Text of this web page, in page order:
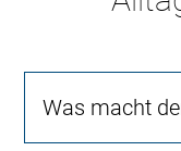
Was macht